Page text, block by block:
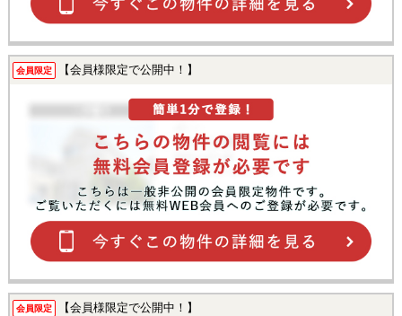
会員限定 【会員様限定で公開中！】
会員限定 【会員様限定で公開中！】